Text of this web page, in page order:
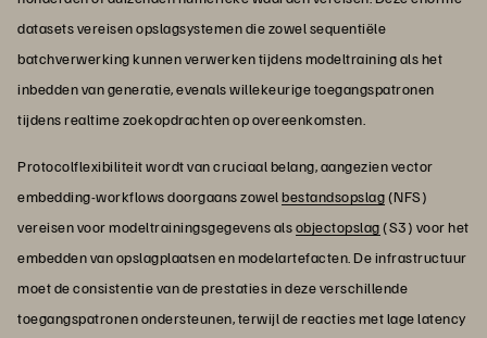
datasets vereisen opslagsystemen die zowel sequentiële
batchverwerking kunnen verwerken tijdens modeltraining als het
inbedden van generatie, evenals willekeurige toegangspatronen
tijdens realtime zoekopdrachten op overeenkomsten.
Protocolflexibiliteit wordt van cruciaal belang, aangezien vector
embedding-workflows doorgaans zowelbestandsopslag(NFS)
vereisen voor modeltrainingsgegevens alsobjectopslag(S3) voor het
embedden van opslagplaatsen en modelartefacten. De infrastructuur
moet de consistentie van de prestaties in deze verschillende
toegangspatronen ondersteunen, terwijl de reacties met lage latency